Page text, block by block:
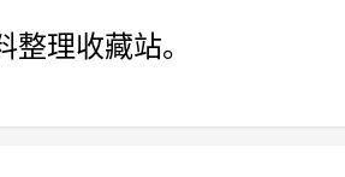
理收藏站。